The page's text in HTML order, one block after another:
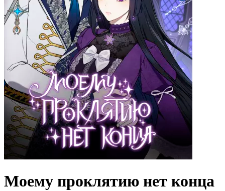
Моему проклятию нет конца